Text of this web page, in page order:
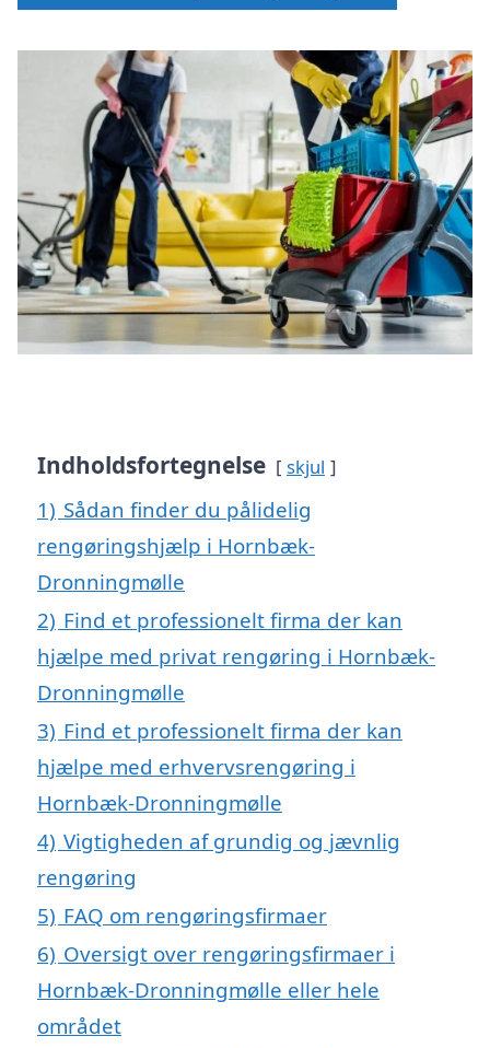
Indholdsfortegnelse skjul
1) Sådan finder du pålidelig
rengøringshjælp i Hornbæk-
Dronningmølle
2) Find et professionelt firma der kan
hjælpe med privat rengøring i Hornbæk-
Dronningmølle
3) Find et professionelt firma der kan
hjælpe med erhvervsrengøring i
Hornbæk-Dronningmølle
4) Vigtigheden af grundig og jævnlig
rengøring
5) FAQ om rengøringsfirmaer
6) Oversigt over rengøringsfirmaer i
Hornbæk-Dronningmølle eller hele
området